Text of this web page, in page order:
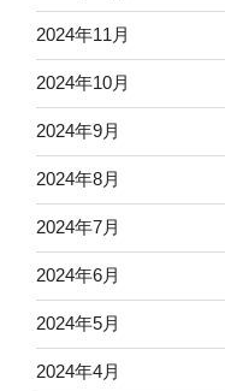
2024年11月
2024年10月
2024年9月
2024年8月
2024年7月
2024年6月
2024年5月
2024年4月